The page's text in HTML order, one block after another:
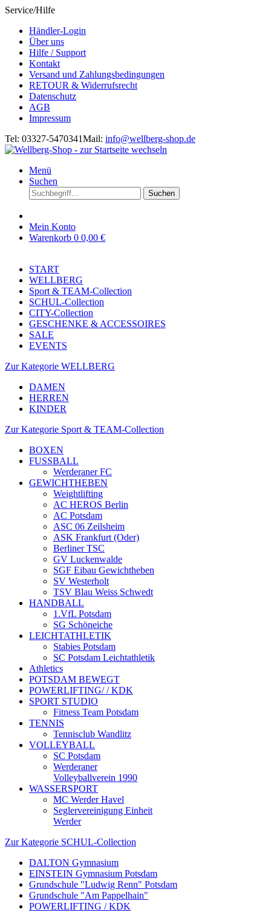
Service/Hilfe
Händler-Login
Über uns
Hilfe / Support
Kontakt
Versand und Zahlungsbedingungen
RETOUR & Widerrufsrecht
Datenschutz
AGB
Impressum
Tel: 03327-5470341Mail: info@wellberg-shop.de
Menü
Suchen
Suchen
Mein Konto
Warenkorb 0 0,00 €
START
WELLBERG
Sport & TEAM-Collection
SCHUL-Collection
CITY-Collection
GESCHENKE & ACCESSOIRES
SALE
EVENTS
Zur Kategorie WELLBERG
DAMEN
HERREN
KINDER
Zur Kategorie Sport & TEAM-Collection
BOXEN
FUSSBALL
Werderaner FC
GEWICHTHEBEN
Weightlifting
AC HEROS Berlin
AC Potsdam
ASC 06 Zeilsheim
ASK Frankfurt (Oder)
Berliner TSC
GV Luckenwalde
SGF Eibau Gewichtheben
SV Westerholt
TSV Blau Weiss Schwedt
HANDBALL
1.VfL Potsdam
SG Schöneiche
LEICHTATHLETIK
Stabies Potsdam
SC Potsdam Leichtathletik
Athletics
POTSDAM BEWEGT
POWERLIFTING/ / KDK
SPORT STUDIO
Fitness Team Potsdam
TENNIS
Tennisclub Wandlitz
VOLLEYBALL
SC Potsdam
Werderaner
Volleyballverein 1990
WASSERSPORT
MC Werder Havel
Seglervereinigung Einheit
Werder
Zur Kategorie SCHUL-Collection
DALTON Gymnasium
EINSTEIN Gymnasium Potsdam
Grundschule "Ludwig Renn" Potsdam
Grundschule "Am Pappelhain"
POWERLIFTING / KDK